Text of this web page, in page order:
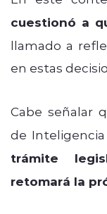
cuestionó a
llamado a
en estas
Cabe señalar
de
trámite
retomará la